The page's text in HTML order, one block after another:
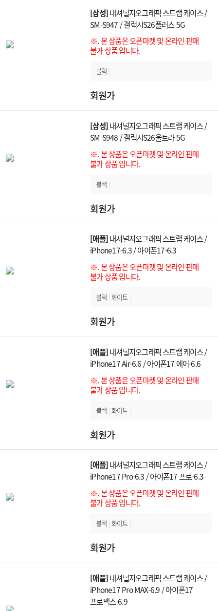
[삼성]내셔널지오그래픽 스트랩 케이스 /
SM-S947 / 갤럭시S26플러스 5G
※. 본 상품은 오픈마켓 및 온라인 판매
불가 상품 입니다.
블랙 |
회원가
[삼성]내셔널지오그래픽 스트랩 케이스 /
SM-S948 / 갤럭시S26울트라 5G
※. 본 상품은 오픈마켓 및 온라인 판매
불가 상품 입니다.
블랙 |
회원가
[애플]내셔널지오그래픽 스트랩 케이스 /
iPhone17-6.3 / 아이폰17-6.3
※. 본 상품은 오픈마켓 및 온라인 판매
불가 상품 입니다.
블랙 | 화이트 |
회원가
[애플]내셔널지오그래픽 스트랩 케이스 /
iPhone17 Air-6.6 / 아이폰17 에어-6.6
※. 본 상품은 오픈마켓 및 온라인 판매
불가 상품 입니다.
블랙 | 화이트 |
회원가
[애플]내셔널지오그래픽 스트랩 케이스 /
iPhone17 Pro-6.3 / 아이폰17 프로-6.3
※. 본 상품은 오픈마켓 및 온라인 판매
불가 상품 입니다.
블랙 | 화이트 |
회원가
[애플]내셔널지오그래픽 스트랩 케이스 /
iPhone17 Pro MAX-6.9 / 아이폰17
프로맥스-6.9